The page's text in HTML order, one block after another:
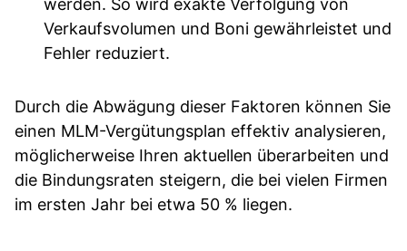
werden. So wird exakte Verfolgung von
Verkaufsvolumen und Boni gewährleistet und
Fehler reduziert.
Durch die Abwägung dieser Faktoren können Sie
einen MLM-Vergütungsplan effektiv analysieren,
möglicherweise Ihren aktuellen überarbeiten und
die Bindungsraten steigern, die bei vielen Firmen
im ersten Jahr bei etwa 50 % liegen.